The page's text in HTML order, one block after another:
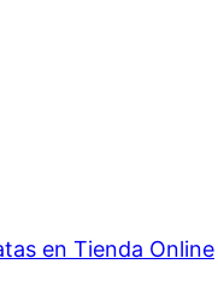
en Tienda Online